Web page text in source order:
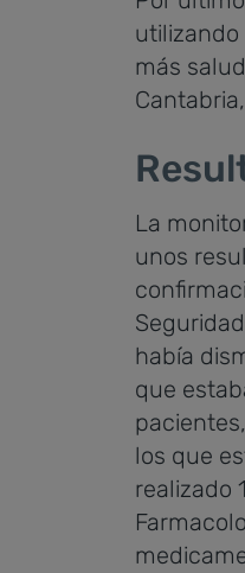
utilizando
más
La
unos
había
que
los que
realizado